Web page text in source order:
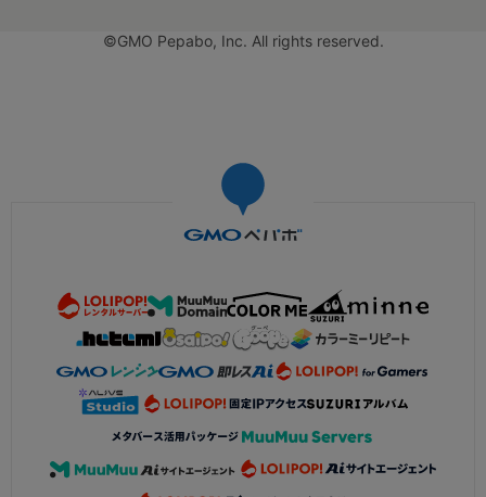
©GMO Pepabo, Inc. All rights reserved.